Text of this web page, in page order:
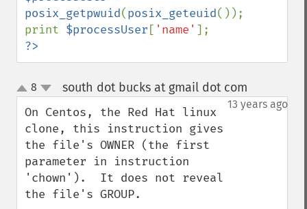
posix_getpwuid(posix_geteuid());
print $processUser [ 'name'
?>
up
down
8 south dot bucks at gmail dot com
13 years ago
On Centos, the Red Hat linux
clone, this instruction gives
the file's OWNER (the first
parameter in instruction
'chown').  It does not reveal
the file's GROUP.